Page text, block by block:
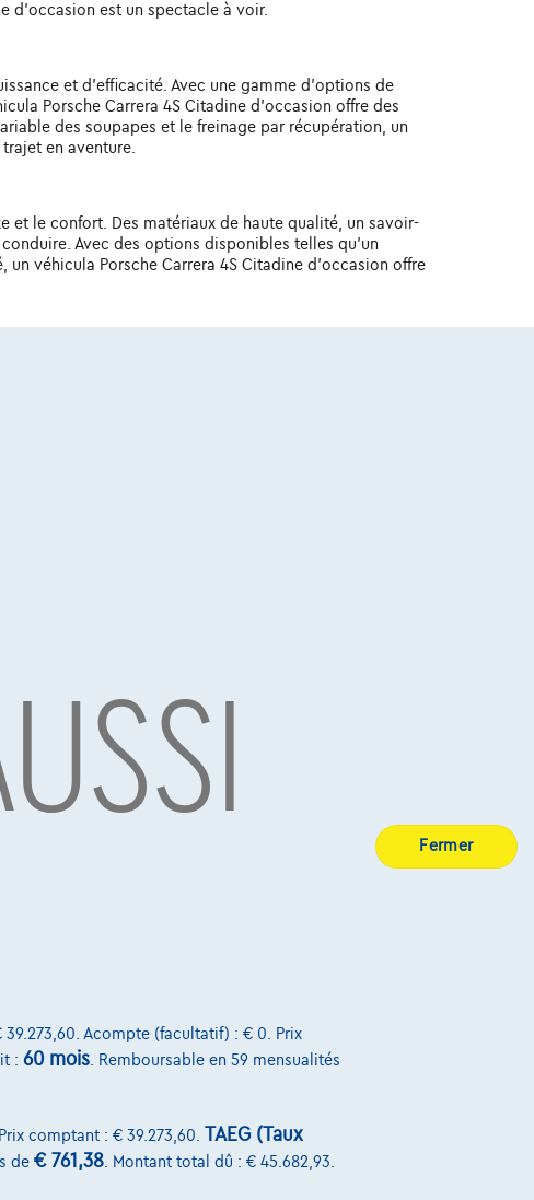
d'occasion est un spectacle à voir.
et d'efficacité. Avec une gamme d'options de
Porsche Carrera 4S Citadine d'occasion offre des
des soupapes et le freinage par récupération, un
en aventure.
et le confort. Des matériaux de haute qualité, un savoir-
Avec des options disponibles telles qu'un
véhicula Porsche Carrera 4S Citadine d'occasion offre
vous restez toujours connecté et informé
un véhicula Porsche Carrera 4S Citadine
est équipé d'une gamme complète de fonctionnalités
d'occasion vous offre une tranquillité d'esprit à
une voiture : c'est un style de vie. Même en tant
véhicula Porsche Carrera 4S Citadine , vous ne
à porter ses fruits pendant des années de plaisir de
39.273,60. Acompte (facultatif) : € 0. Prix
: 60 mois . Remboursable en 59 mensualités
comptant : € 39.273,60. TAEG (Taux
de € 761,38 . Montant total dû : € 45.682,93.
Fermer
Qui nous sommes
Nos dealers
Nos partenaires